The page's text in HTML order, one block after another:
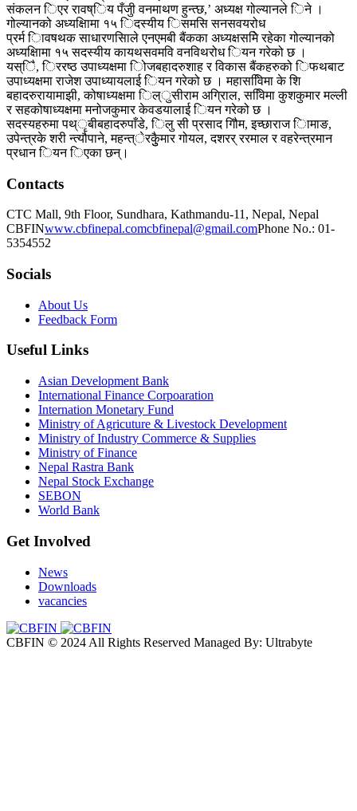
संकलन िएर रावष्िय पँजुी वनमाथण हुन्त्छ,’ अध्यक्ष गोल्यानले िने ।
गोल्यानको अध्यक्षिामा १५ िदस्यीय िसमसि सनसवयरोध
प्रर्म िावषथक साधारणसिाले एनएमबी बैंकका अध्यक्षसमेि रहेका गोल्यानको
अध्यक्षिामा १५ सदस्यीय कायथसवमवि वनविथरोध ियन गरेको छ ।
यस्िै, िररष्ठ उपाध्यक्षमा िोजबहादरुशाह र विकास बैंकहरुको िफथबाट
उपाध्यक्षमा राजेश उपाध्यायलाई ियन गरेको छ । महासवििमा के शि
बहादरुरायामाझी, कोषाध्यक्षमा िल्ुसीराम अग्रिाल, सवििमा कुशकुमार मल्ली
र सहकोषाध्यक्षमा मनोजकुमार केवडयालाई ियन गरेको छ ।
सदस्यहरुमा पथ्ृबीबहादरुपाँडे, िलु सी प्रसाद गौिम, इच्छाराज िामाङ,
उपेन्त्रके शरी न्त्यौपाने, महन्त्ेरकुैुमार गोयल, दशरर् ररमाल र वहरेन्त्रमान
प्रधान ियन िएका छन्।
Contacts
CTC Mall, 9th Floor, Sundhara, Kathmandu-11, Nepal, Nepal
CBFINwww.cbfinepal.comcbfinepal@gmail.comPhone No.: 01-
5354552
Socials
About Us
Feedback Form
Useful Links
Asian Development Bank
International Finance Corpoaration
Internation Monetary Fund
Ministry of Agricuture & Livestock Development
Ministry of Industry Commerce & Supplies
Ministry of Finance
Nepal Rastra Bank
Nepal Stock Exchange
SEBON
World Bank
Get Involved
News
Downloads
vacancies
CBFIN © 2024 All Rights Reserved Managed By: Ultrabyte